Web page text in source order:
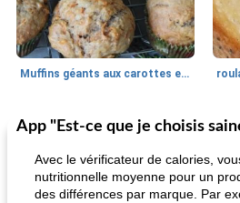
Muffins géants aux carottes et à la banane de Nif
30min
Marques de confiance: recettes et
astuces
App "Est-ce que je choisis
Avec le vérificateur de calories,
nutritionnelle moyenne pour un
des différences par marque. Par